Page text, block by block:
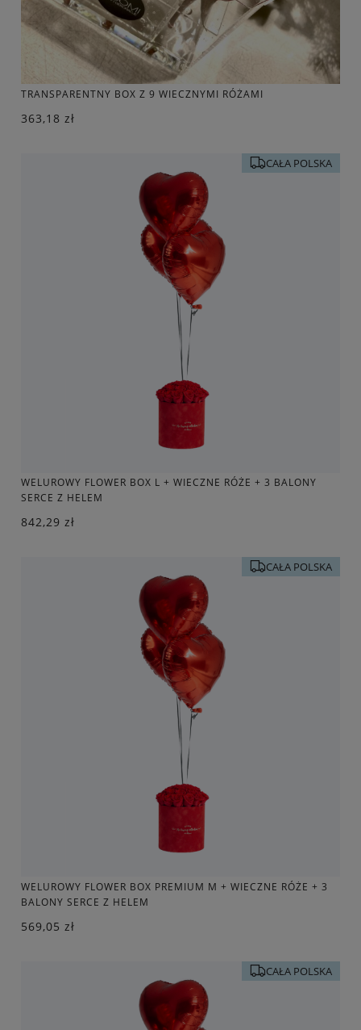
TRANSPARENTNY BOX Z 9 WIECZNYMI RÓŻAMI
363,18 zł
WELUROWY FLOWER BOX L + WIECZNE RÓŻE + 3 BALONY
SERCE Z HELEM
CAŁA POLSKA
842,29 zł
WELUROWY FLOWER BOX PREMIUM M + WIECZNE RÓŻE + 3
BALONY SERCE Z HELEM
CAŁA POLSKA
569,05 zł
CAŁA POLSKA